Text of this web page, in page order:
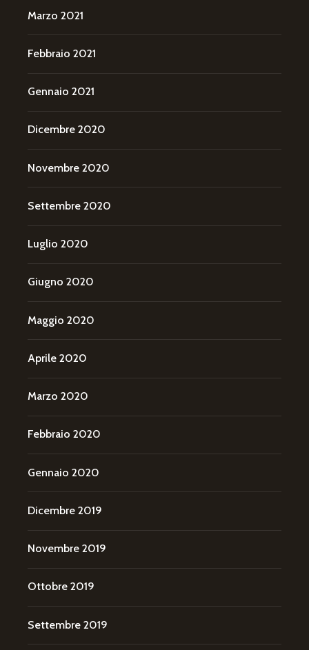
Marzo 2021
Febbraio 2021
Gennaio 2021
Dicembre 2020
Novembre 2020
Settembre 2020
Luglio 2020
Giugno 2020
Maggio 2020
Aprile 2020
Marzo 2020
Febbraio 2020
Gennaio 2020
Dicembre 2019
Novembre 2019
Ottobre 2019
Settembre 2019